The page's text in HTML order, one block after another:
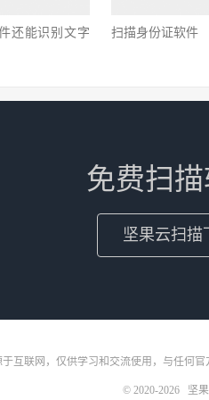
还能识别文字
扫描身份证软件
免费扫
坚果云扫描
互联网，仅供学习和交流使用，与任何
© 2020-2026 坚